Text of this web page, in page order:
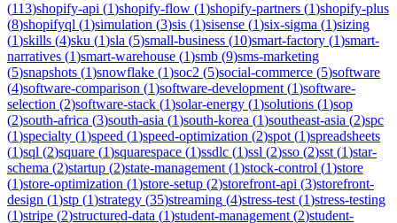
(113)shopify-api (1)shopify-flow (1)shopify-partners (1)shopify-plus
(8)shopifyql (1)simulation (3)sis (1)sisense (1)six-sigma (1)sizing
(1)skills (4)sku (1)sla (5)small-business (10)smart-factory (1)smart-
narratives (1)smart-warehouse (1)smb (9)sms-marketing
(5)snapshots (1)snowflake (1)soc2 (5)social-commerce (5)software
(4)software-comparison (1)software-development (1)software-
selection (2)software-stack (1)solar-energy (1)solutions (1)sop
(2)south-africa (3)south-asia (1)south-korea (1)southeast-asia (2)spc
(1)specialty (1)speed (1)speed-optimization (2)spot (1)spreadsheets
(1)sql (2)square (1)squarespace (1)ssdlc (1)ssl (2)sso (2)sst (1)star-
schema (2)startup (2)state-management (1)stock-control (1)store
(1)store-optimization (1)store-setup (2)storefront-api (3)storefront-
design (1)stp (1)strategy (35)streaming (4)stress-test (1)stress-testing
(1)stripe (2)structured-data (1)student-management (2)student-